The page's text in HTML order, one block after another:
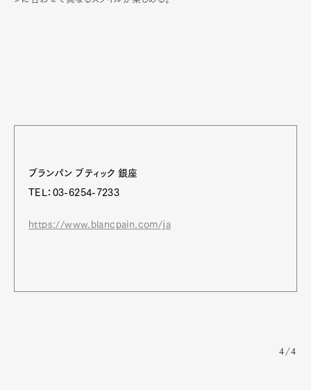
ブランパン ブティック 銀座
TEL：03-6254-7233
https://www.blancpain.com/ja
4/4